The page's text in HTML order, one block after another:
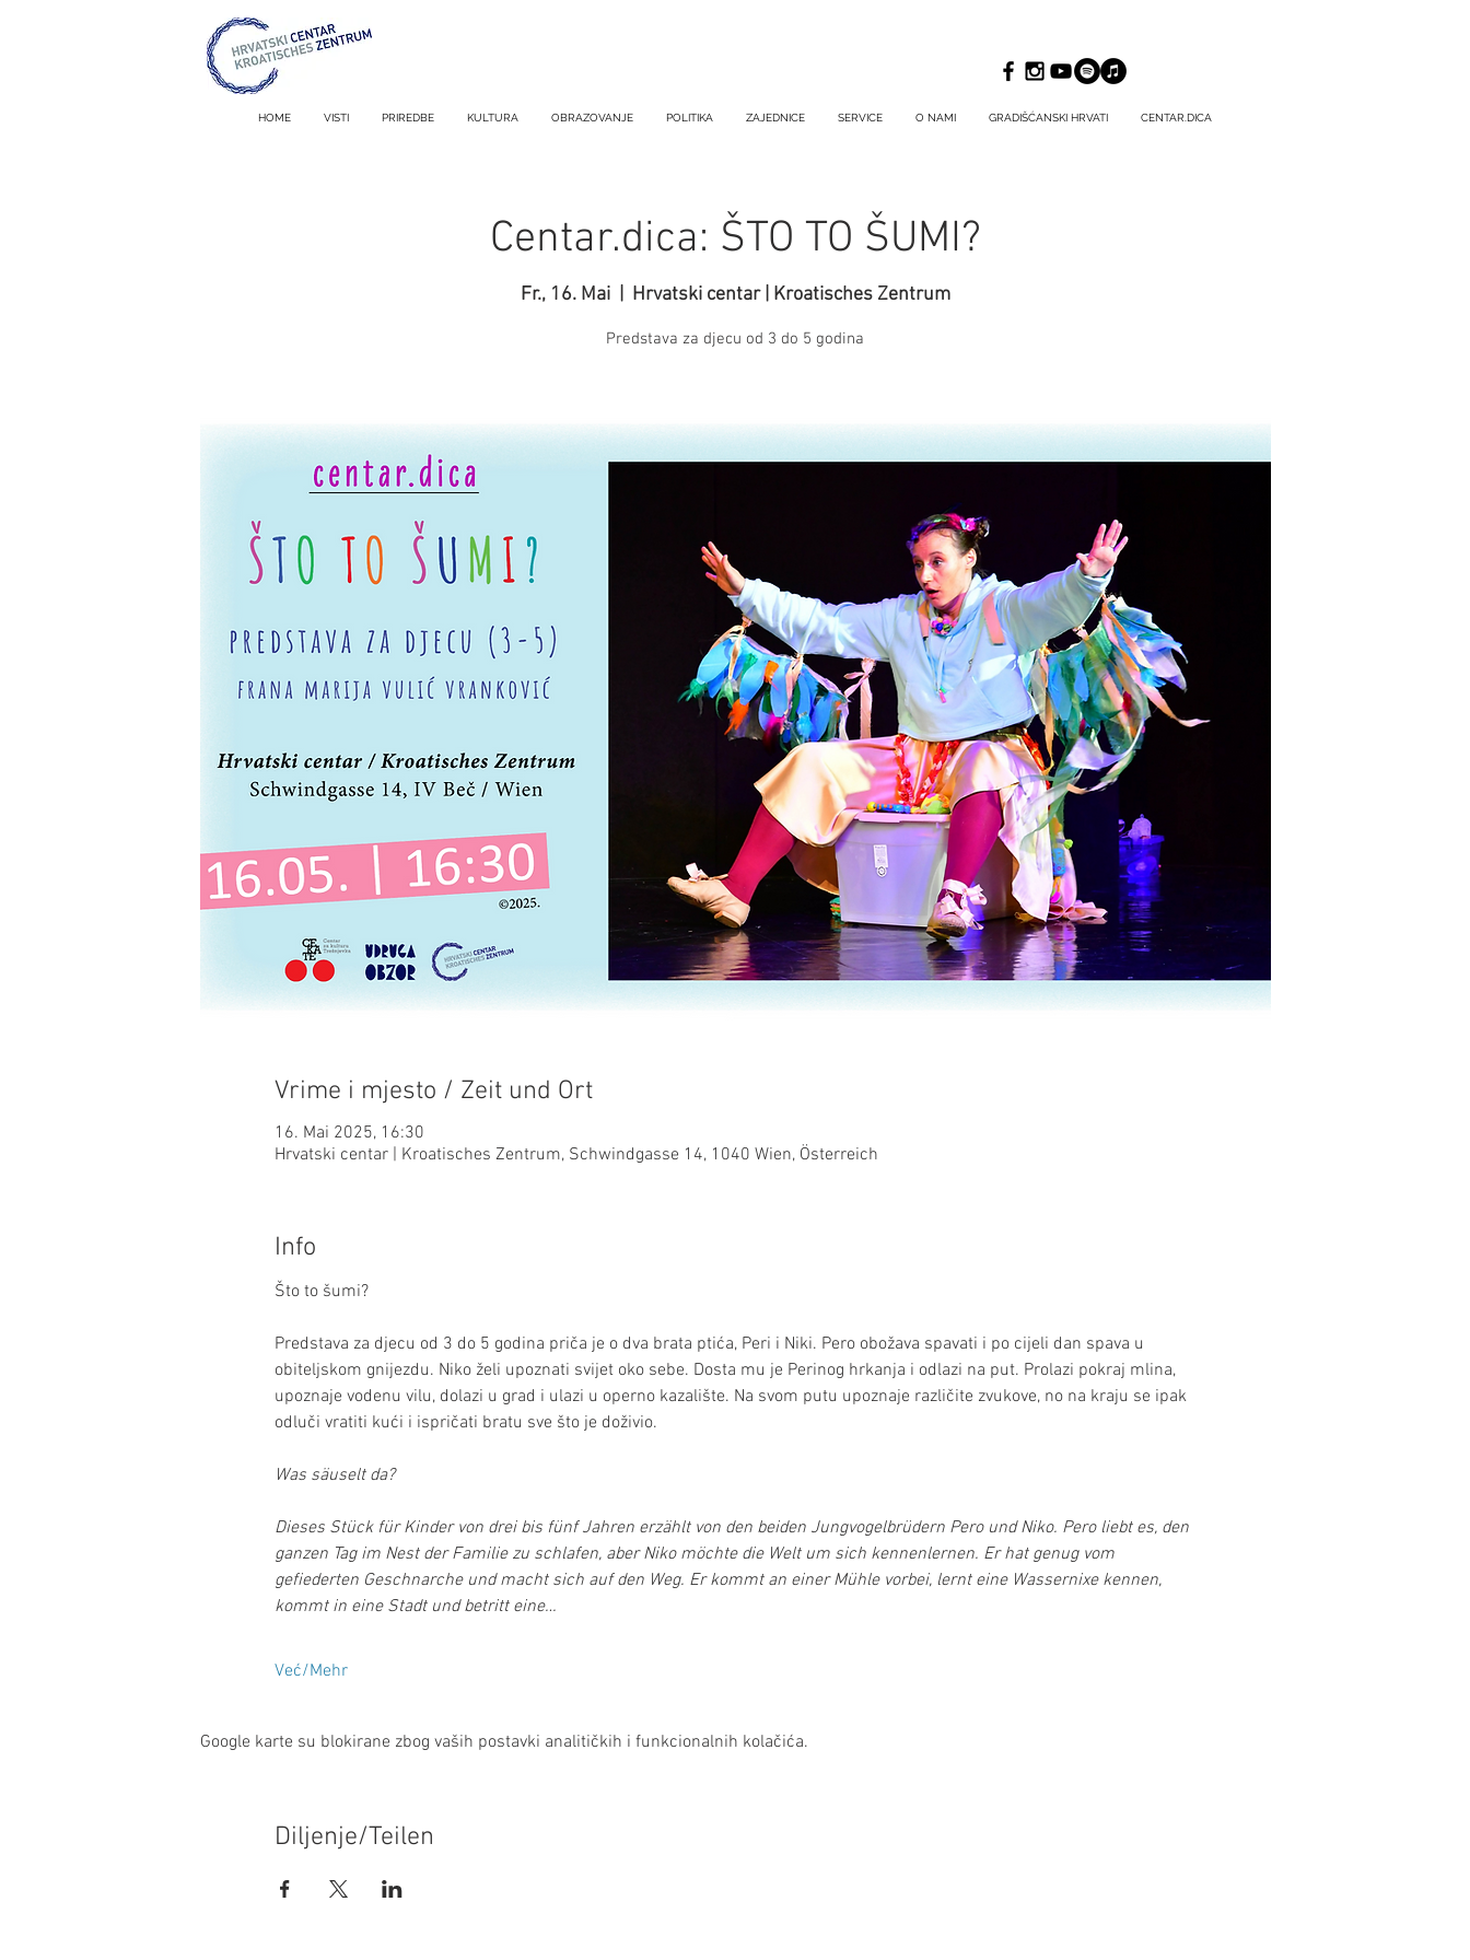
HOME VISTI PRIREDBE KULTURA OBRAZOVANJE POLITIKA ZAJEDNICE SERVICE O NAMI GRADIŠĆANSKI HRVATI CENTAR.DICA
Centar.dica: ŠTO TO ŠUMI?
Fr., 16. Mai
  |
Hrvatski centar | Kroatisches Zentrum
Predstava za djecu od 3 do 5 godina
Vrime i mjesto / Zeit und Ort
16. Mai 2025, 16:30
Hrvatski centar | Kroatisches Zentrum, Schwindgasse 14, 1040 Wien, Österreich
Info
Što to šumi?
Predstava za djecu od 3 do 5 godina priča je o dva brata ptića, Peri i Niki. Pero obožava spavati i po cijeli dan spava u
obiteljskom gnijezdu. Niko želi upoznati svijet oko sebe. Dosta mu je Perinog hrkanja i odlazi na put. Prolazi pokraj mlina,
upoznaje vodenu vilu, dolazi u grad i ulazi u operno kazalište. Na svom putu upoznaje različite zvukove, no na kraju se ipak
odluči vratiti kući i ispričati bratu sve što je doživio.
Was säuselt da?
Dieses Stück für Kinder von drei bis fünf Jahren erzählt von den beiden Jungvogelbrüdern Pero und Niko. Pero liebt es, den
ganzen Tag im Nest der Familie zu schlafen, aber Niko möchte die Welt um sich kennenlernen. Er hat genug vom
gefiederten Geschnarche und macht sich auf den Weg. Er kommt an einer Mühle vorbei, lernt eine Wassernixe kennen,
kommt in eine Stadt und betritt eine…
Već/Mehr
Google karte su blokirane zbog vaših postavki analitičkih i funkcionalnih kolačića.
Diljenje/Teilen